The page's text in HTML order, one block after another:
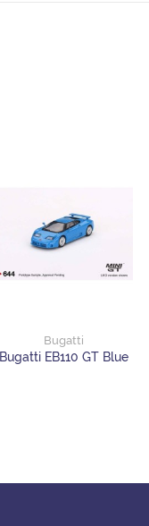
Bugatti
Bugatti EB110 GT Blue